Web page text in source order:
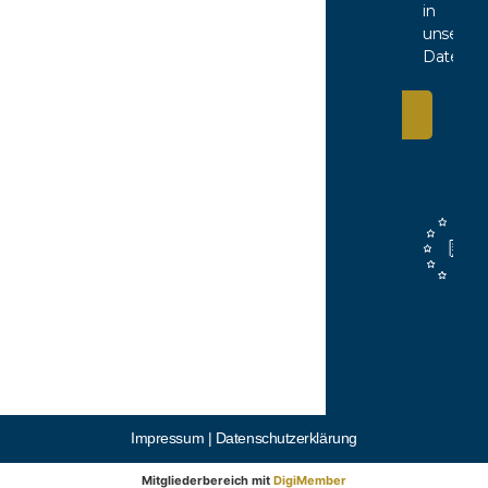
in
unserer
Impressum | Datenschutzerklärung
Mitgliederbereich mit DigiMember